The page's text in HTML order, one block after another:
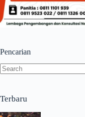
Pencarian
Terbaru